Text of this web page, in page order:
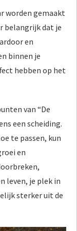
worden gemaakt
belangrijk dat je
en
binnen je
hebben op het
van “De
een scheiding.
te passen, kun
en
leven, je plek in
sterker uit de